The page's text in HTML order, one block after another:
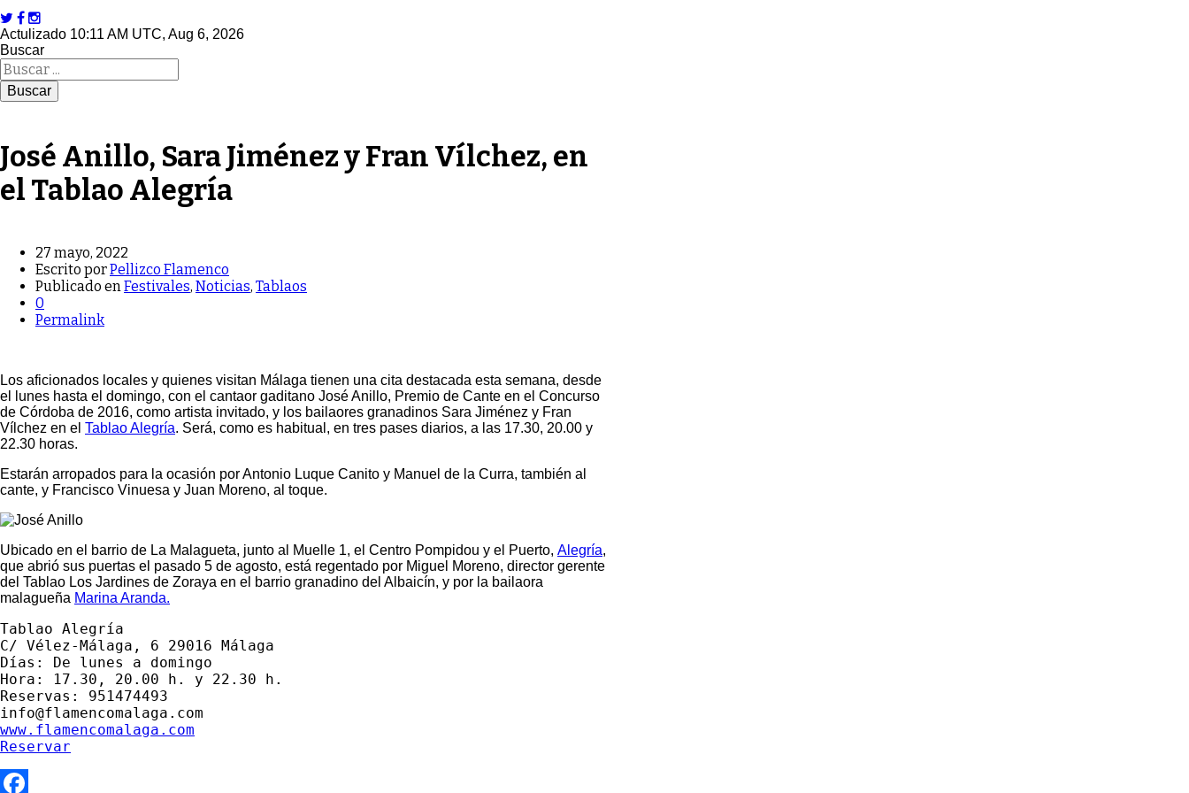
Actulizado 10:11 AM UTC, Aug 6, 2026
Buscar
José Anillo, Sara Jiménez y Fran Vílchez, en
el Tablao Alegría
27 mayo, 2022
Escrito porPellizco Flamenco
Publicado enFestivales, Noticias, Tablaos
0
Permalink
Los aficionados locales y quienes visitan Málaga tienen una cita destacada esta semana, desde
el lunes hasta el domingo, con el cantaor gaditano José Anillo, Premio de Cante en el Concurso
de Córdoba de 2016, como artista invitado, y los bailaores granadinos Sara Jiménez y Fran
Vílchez en el Tablao Alegría. Será, como es habitual, en tres pases diarios, a las 17.30, 20.00 y
22.30 horas.
Estarán arropados para la ocasión porAntonio Luque Canito y Manuel de la Curra, también al
cante, y Francisco Vinuesa y Juan Moreno, al toque.
Ubicado en el barrio de La Malagueta, junto al Muelle 1, el Centro Pompidou y el Puerto, Alegría,
que abrió sus puertas el pasado 5 de agosto, está regentado por Miguel Moreno, director gerente
del Tablao Los Jardines de Zoraya en el barrio granadino del Albaicín, y por la bailaora
malagueña Marina Aranda.
C/ Vélez-Málaga, 6 29016 Málaga
Días: De lunes a domingo
Hora: 17.30, 20.00 h. y 22.30 h.
Reservas: 951474493
www.flamencomalaga.com
Reservar